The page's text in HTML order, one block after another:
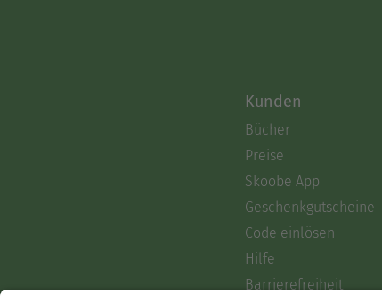
Kunden
Bücher
Preise
Skoobe App
Geschenkgutscheine
Code einlösen
Hilfe
Barrierefreiheit